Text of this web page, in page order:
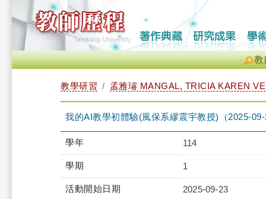
教
教學研習 孟雅璿 MANGAL, TRICIA KAREN
我的AI教學初體驗(風保系繆震宇教授)（2025-
學年 114
學期 1
活動開始日期 2025-09-23